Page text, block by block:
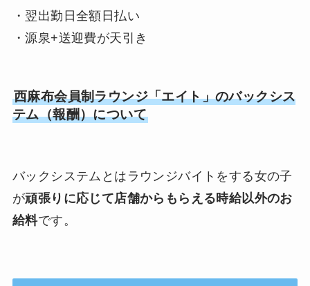
・翌出勤日全額日払い
・源泉+送迎費が天引き
西麻布会員制ラウンジ「エイト」のバックシス
テム（報酬）について
バックシステムとはラウンジバイトをする女の子
が頑張りに応じて店舗からもらえる時給以外のお
給料です。